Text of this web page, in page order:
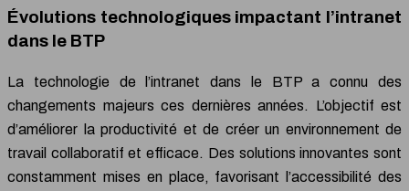
Évolutions technologiques impactant l’intranet
dans le BTP
La technologie de l’intranet dans le BTP a connu des
changements majeurs ces dernières années. L’objectif est
d’améliorer la productivité et de créer un environnement de
travail collaboratif et efficace. Des solutions innovantes sont
constamment mises en place, favorisant l’accessibilité des